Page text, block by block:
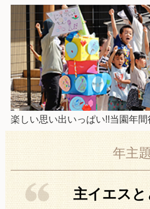
楽しい思い出いっぱい!!当園年間
年主題
主イエスと